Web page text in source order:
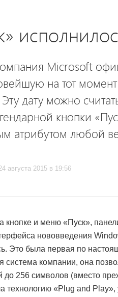
Microsoft
на тот
дату можно
кнопки
атрибутом любой
августа 2015 в 19:56
кнопке и меню «Пуск»,
нововведения
Это была первая по
система компании, она
до 256 символов (вместо
технологию «Plug and